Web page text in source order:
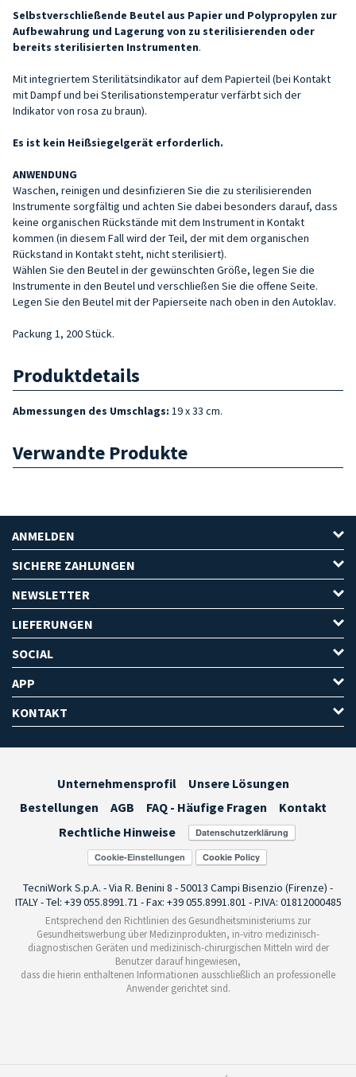
Selbstverschließende Beutel aus Papier und Polypropylen zur
Aufbewahrung und Lagerung von zu sterilisierenden oder
bereits sterilisierten Instrumenten.
Mit integriertem Sterilitätsindikator auf dem Papierteil (bei Kontakt
mit Dampf und bei Sterilisationstemperatur verfärbt sich der
Indikator von rosa zu braun).
Es ist kein Heißsiegelgerät erforderlich.
ANWENDUNG
Waschen, reinigen und desinfizieren Sie die zu sterilisierenden
Instrumente sorgfältig und achten Sie dabei besonders darauf, dass
keine organischen Rückstände mit dem Instrument in Kontakt
kommen (in diesem Fall wird der Teil, der mit dem organischen
Rückstand in Kontakt steht, nicht sterilisiert).
Wählen Sie den Beutel in der gewünschten Größe, legen Sie die
Instrumente in den Beutel und verschließen Sie die offene Seite.
Legen Sie den Beutel mit der Papierseite nach oben in den Autoklav.
Packung 1, 200 Stück.
Produktdetails
Abmessungen des Umschlags: 19 x 33 cm.
Verwandte Produkte
ANMELDEN
SICHERE ZAHLUNGEN
NEWSLETTER
LIEFERUNGEN
SOCIAL
APP
KONTAKT
Unternehmensprofil
Unsere Lösungen
Bestellungen
AGB FAQ - Häufige Fragen
Kontakt
Rechtliche Hinweise
Cookie-Einstellungen
TecniWork S.p.A. - Via R. Benini 8 - 50013 Campi Bisenzio (Firenze) -
ITALY - Tel: +39 055.8991.71 - Fax: +39 055.8991.801 - P.IVA: 01812000485
Entsprechend den Richtlinien des Gesundheitsministeriums zur
Gesundheitswerbung über Medizinprodukten, in-vitro medizinisch-
diagnostischen Geräten und medizinisch-chirurgischen Mitteln wird der
Benutzer darauf hingewiesen,
dass die hierin enthaltenen Informationen ausschließlich an professionelle
Anwender gerichtet sind.